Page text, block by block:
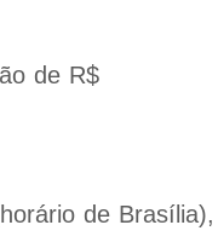
de R$
de Brasília),